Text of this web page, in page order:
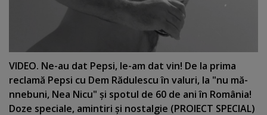
VIDEO. Ne-au dat Pepsi, le-am dat vin! De la prima
reclamă Pepsi cu Dem Rădulescu în valuri, la "nu mă-
nnebuni, Nea Nicu" şi spotul de 60 de ani în România!
Doze speciale, amintiri şi nostalgie (PROIECT SPECIAL)